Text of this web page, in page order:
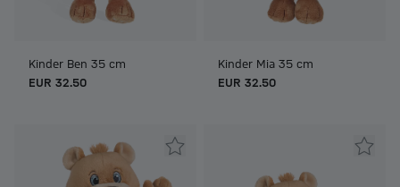
Kinder Ben 35 cm
EUR 32.50
Kinder Mia 35 cm
EUR 32.50